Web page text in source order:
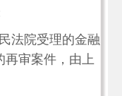
法院受理的金融
再审案件，由上